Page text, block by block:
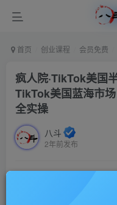
首页 创业课程 会员免费
疯人院·TikTok美国
TikTok美国蓝海市
全实操
八斗
2年前发布